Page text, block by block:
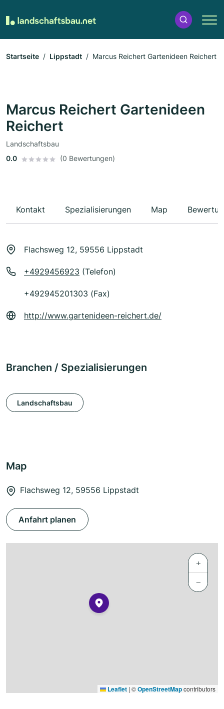
Startseite Lippstadt Marcus Reichert Gartenideen Reichert
Marcus Reichert Gartenideen
Reichert
Landschaftsbau
0.0
(0 Bewertungen)
Kontakt Spezialisierungen Map
Flachsweg 12, 59556 Lippstadt
+4929456923 (Telefon)
+492945201303 (Fax)
http://www.gartenideen-reichert.de/
Branchen / Spezialisierungen
Landschaftsbau
Map
Flachsweg 12, 59556 Lippstadt
Anfahrt planen
+
−
Leaflet | ©OpenStreetMapcontributors